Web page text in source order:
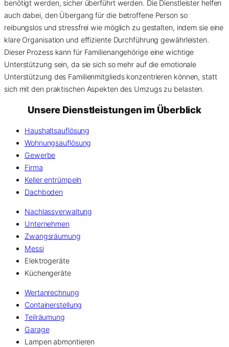
benötigt werden, sicher überführt werden. Die Dienstleister helfen
auch dabei, den Übergang für die betroffene Person so
reibungslos und stressfrei wie möglich zu gestalten, indem sie eine
klare Organisation und effiziente Durchführung gewährleisten.
Dieser Prozess kann für Familienangehörige eine wichtige
Unterstützung sein, da sie sich so mehr auf die emotionale
Unterstützung des Familienmitglieds konzentrieren können, statt
sich mit den praktischen Aspekten des Umzugs zu belasten.
Unsere Dienstleistungen im Überblick
Haushaltsauflösung
Wohnungsauflösung
Gewerbe
Firma
Keller entrümpeln
Dachboden
Nachlassverwaltung
Unternehmen
Zwangsräumung
Messi
Elektrogeräte
Küchengeräte
Wertanrechnung
Containerstellung
Teilräumung
Garage
Lampen abmontieren